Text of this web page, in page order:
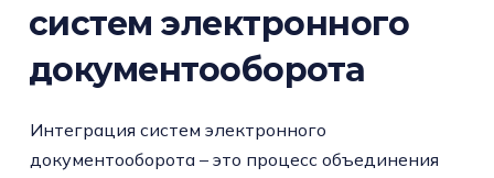
систем электронного
документооборота
Интеграция систем электронного
документооборота – это процесс объединения